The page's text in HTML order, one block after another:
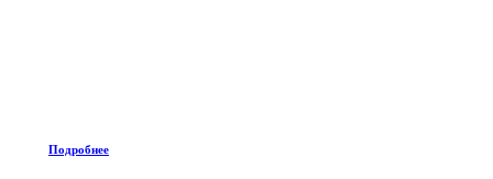
Подробнее